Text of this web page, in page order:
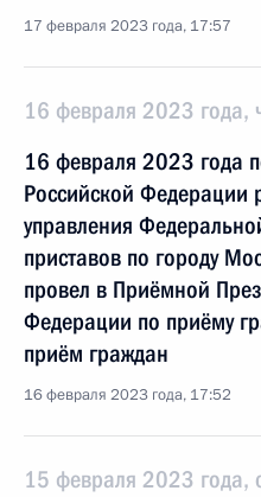
17 февраля 2023 года, 17:57
16 февраля 2023 года,
16 февраля 2023 года
Российской Федерации
управления
приставов по городу
провел в Приёмной
Федерации по приёму
приём граждан
16 февраля 2023 года, 17:52
15 февраля 2023 года,